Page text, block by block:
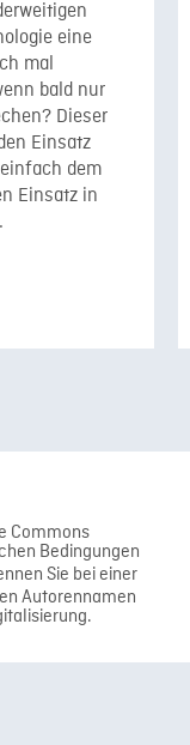
eine
mal
bald nur
Dieser
Einsatz
dem
Einsatz in
Commons
Bedingungen
Sie bei einer
Autorennamen